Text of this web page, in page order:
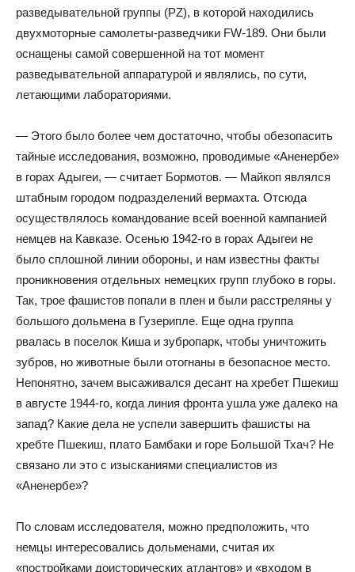
разведывательной группы (PZ), в которой находились
двухмоторные самолеты-разведчики FW-189. Они были
оснащены самой совершенной на тот момент
разведывательной аппаратурой и являлись, по сути,
летающими лабораториями.
— Этого было более чем достаточно, чтобы обезопасить
тайные исследования, возможно, проводимые «Аненербе»
в горах Адыгеи, — считает Бормотов. — Майкоп являлся
штабным городом подразделений вермахта. Отсюда
осуществлялось командование всей военной кампанией
немцев на Кавказе. Осенью 1942-го в горах Адыгеи не
было сплошной линии обороны, и нам известны факты
проникновения отдельных немецких групп глубоко в горы.
Так, трое фашистов попали в плен и были расстреляны у
большого дольмена в Гузерипле. Еще одна группа
рвалась в поселок Киша и зубропарк, чтобы уничтожить
зубров, но животные были отогнаны в безопасное место.
Непонятно, зачем высаживался десант на хребет Пшекиш
в августе 1944-го, когда линия фронта ушла уже далеко на
запад? Какие дела не успели завершить фашисты на
хребте Пшекиш, плато Бамбаки и горе Большой Тхач? Не
связано ли это с изысканиями специалистов из
«Аненербе»?
По словам исследователя, можно предположить, что
немцы интересовались дольменами, считая их
«постройками доисторических атлантов» и «входом в